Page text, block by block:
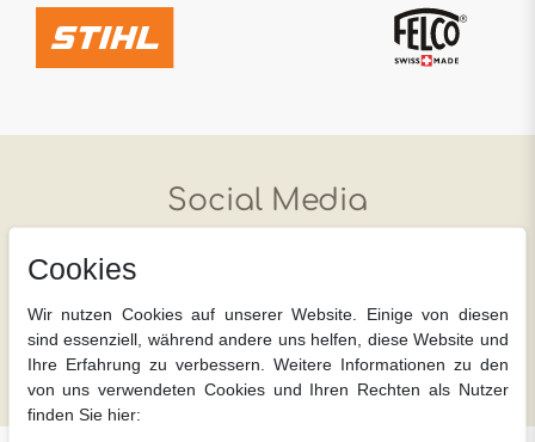
Social Media
instagram facebook YouTube
Cookies
Wir nutzen Cookies auf unserer Website. Einige von diesen
sind essenziell, während andere uns helfen, diese Website und
Ihre Erfahrung zu verbessern. Weitere Informationen zu den
von uns verwendeten Cookies und Ihren Rechten als Nutzer
finden Sie hier: